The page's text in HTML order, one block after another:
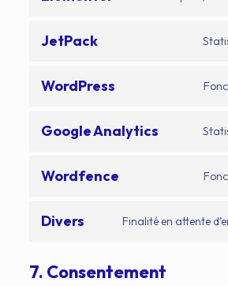
JetPack
WordPress
Google Analytics
Wordfence
Divers Finalité en attente
7. Consentement